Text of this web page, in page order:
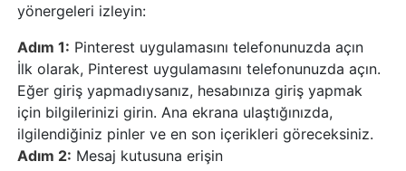
yönergeleri izleyin:
Adım 1: Pinterest uygulamasını telefonunuzda açın
İlk olarak, Pinterest uygulamasını telefonunuzda açın.
Eğer giriş yapmadıysanız, hesabınıza giriş yapmak
için bilgilerinizi girin. Ana ekrana ulaştığınızda,
ilgilendiğiniz pinler ve en son içerikleri göreceksiniz.
Adım 2: Mesaj kutusuna erişin